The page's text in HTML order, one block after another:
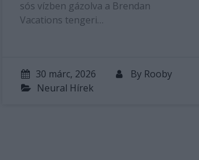
sós vízben gázolva a Brendan
Vacations tengeri…
30 márc, 2026 By Rooby
Neural Hírek